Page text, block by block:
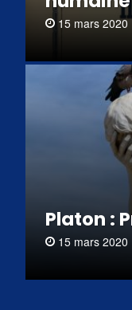
15 mars 2020
Platon :
15 mars 2020